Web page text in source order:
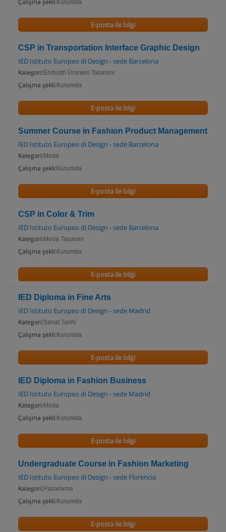
Çalışma şekli: Kurumda
E-posta ile bilgi
CSP in Transportation Interface Graphic Design
IED Istituto Europeo di Design - sede Barcelona
Kategori: Endüstri Ürünleri Tasarımı
Çalışma şekli: Kurumda
E-posta ile bilgi
Summer Course in Fashion Product Management
IED Istituto Europeo di Design - sede Barcelona
Kategori: Moda
Çalışma şekli: Kurumda
E-posta ile bilgi
CSP in Color & Trim
IED Istituto Europeo di Design - sede Barcelona
Kategori: Moda Tasarımı
Çalışma şekli: Kurumda
E-posta ile bilgi
IED Diploma in Fine Arts
IED Istituto Europeo di Design - sede Madrid
Kategori:Sanat Tarihi
Çalışma şekli: Kurumda
E-posta ile bilgi
IED Diploma in Fashion Business
IED Istituto Europeo di Design - sede Madrid
Kategori: Moda
Çalışma şekli: Kurumda
E-posta ile bilgi
Undergraduate Course in Fashion Marketing
IED Istituto Europeo di Design - sede Florencia
Kategori: Pazarlama
Çalışma şekli: Kurumda
E-posta ile bilgi